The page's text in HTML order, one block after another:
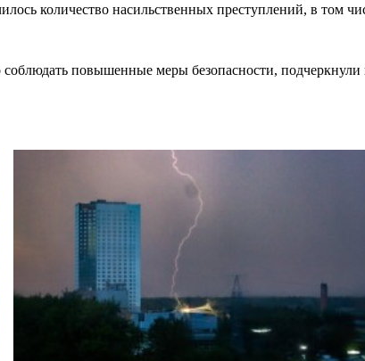
количество насильственных преступлений, в том
повышенные меры безопасности, подчеркнули